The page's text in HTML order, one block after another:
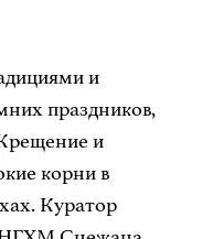
и
праздников,
и
корни в
Куратор